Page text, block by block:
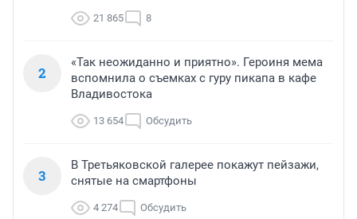
21 865 8
2
«Так неожиданно и приятно». Героиня мема
вспомнила о съемках с гуру пикапа в кафе
Владивостока
13 654 Обсудить
3
В Третьяковской галерее покажут пейзажи,
снятые на смартфоны
4 274 Обсудить